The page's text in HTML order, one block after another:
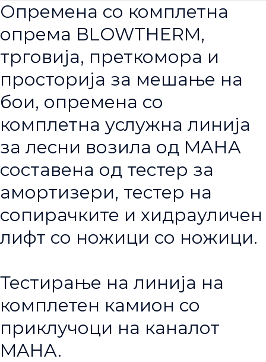
Опремена со комплетна
опрема BLOWTHERM,
трговија, преткомора и
просторија за мешање на
бои, опремена со
комплетна услужна линија
за лесни возила од MAHA
составена од тестер за
амортизери, тестер на
сопирачките и хидрауличен
лифт со ножици со ножици.
Тестирање на линија на
комплетен камион со
приклучоци на каналот
MAHA.